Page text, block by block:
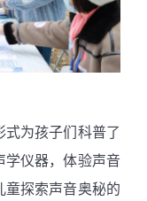
为孩子们科普了
学仪器，体验声音
童探索声音奥秘的